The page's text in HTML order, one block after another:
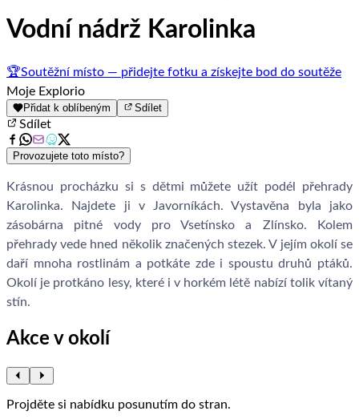
Vodní nádrž Karolinka
🏆Soutěžní místo — přidejte fotku a získejte bod do soutěže
Moje Explorio
Přidat k oblíbeným Sdílet
Sdílet
Provozujete toto místo?
Krásnou procházku si s dětmi můžete užít podél přehrady
Karolinka. Najdete ji v Javorníkách. Vystavěna byla jako
zásobárna pitné vody pro Vsetínsko a Zlínsko. Kolem
přehrady vede hned několik značených stezek. V jejím okolí se
daří mnoha rostlinám a potkáte zde i spoustu druhů ptáků.
Okolí je protkáno lesy, které i v horkém létě nabízí tolik vítaný
stín.
Akce v okolí
Projděte si nabídku posunutím do stran.